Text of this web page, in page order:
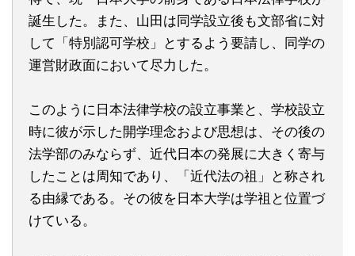
誕生した。また、山田は同学設立後も文部省に対
して「特別認可学校」とするよう要請し、同学の
運営財政面において尽力した。
このように日本法律学校の設立事業と、学校設立
時に彼が示した開学理念および思想は、その後の
法学部のみならず、近代日本の発展に大きく寄与
したことは周知であり、「近代法の祖」と称され
る由縁である。その彼を日本大学は学祖と位置づ
けている。